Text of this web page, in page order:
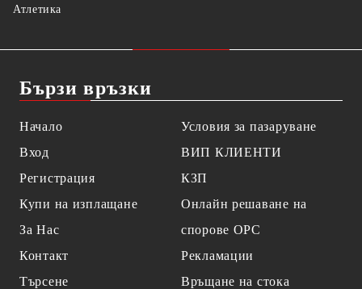
Атлетика
Бързи връзки
Начало
Вход
Регистрация
Купи на изплащане
За Нас
Контакт
Търсене
Условия за пазаруване
ВИП КЛИЕНТИ
КЗП
Онлайн решаване на
спорове OPC
Рекламации
Връщане на стока